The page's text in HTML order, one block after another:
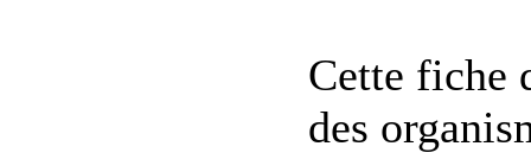
Cette fiche
des